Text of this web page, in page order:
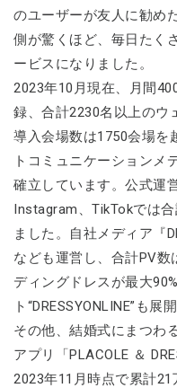
のユーザーが友人に勧め
側が驚くほど、毎日たく
ービスになりました。
2023年10月現在、月間
録、合計2230名以上のウ
導入会場数は1750会場を
トコミュニケーションメ
確立しています。公式運
Instagram、TikTokでは
ました。自社メディア『
なども運営し、合計PV数
ディングドレスが最大
ト“DRESSYONLINE”も
その他、結婚式にまつわ
アプリ「PLACOLE ＆
2023年11月時点で累計21